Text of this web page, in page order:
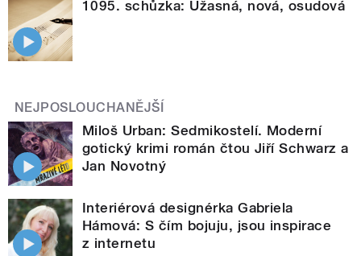
1095. schůzka: Úžasná, nová, osudová
NEJPOSLOUCHANĚJŠÍ
Miloš Urban: Sedmikostelí. Moderní
gotický krimi román čtou Jiří Schwarz a
Jan Novotný
Interiérová designérka Gabriela
Hámová: S čím bojuju, jsou inspirace
z internetu